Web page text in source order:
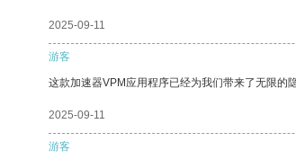
2025-09-11
游客
这款加速器VPM应用程序已经为我们带来了无限的
2025-09-11
游客